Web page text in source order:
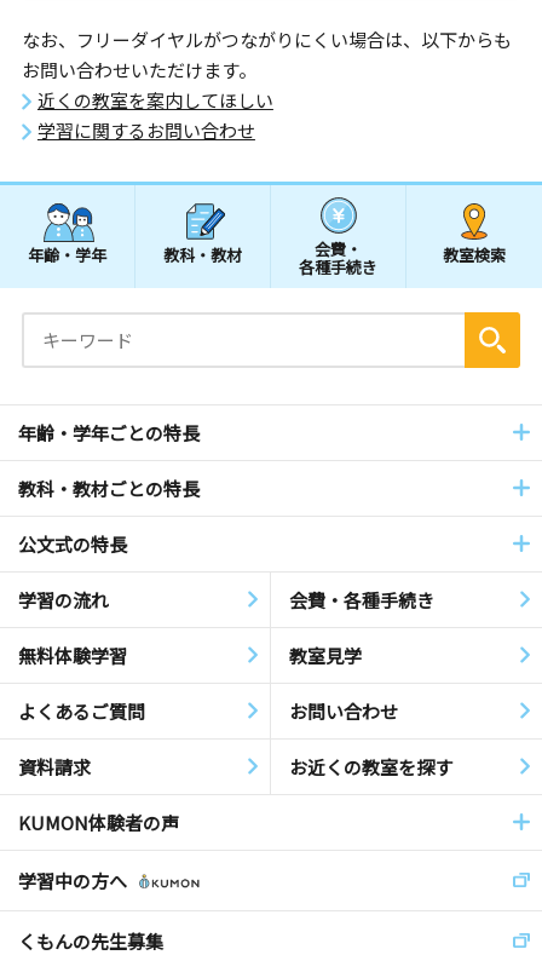
なお、フリーダイヤルがつながりにくい場合は、以下からも
お問い合わせいただけます。
近くの教室を案内してほしい
学習に関するお問い合わせ
年齢・学年 教科・教材 会費・
各種手続き
教室検索
年齢・学年ごとの特長
教科・教材ごとの特長
公文式の特長
学習の流れ 会費・各種手続き
無料体験学習 教室見学
よくあるご質問 お問い合わせ
資料請求 お近くの教室を探す
KUMON体験者の声
学習中の方へ
くもんの先生募集